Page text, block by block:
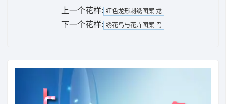
上一个花样: 红色龙形刺绣图案 龙
下一个花样: 绣花鸟与花卉图案 鸟